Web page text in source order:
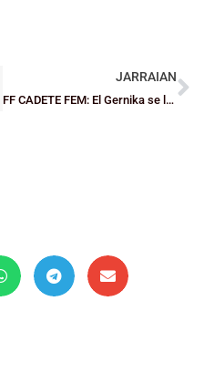
JARRAIAN
FF CADETE FEM: El Gernika se lo trabaja ante Mungia y es virtual campeón